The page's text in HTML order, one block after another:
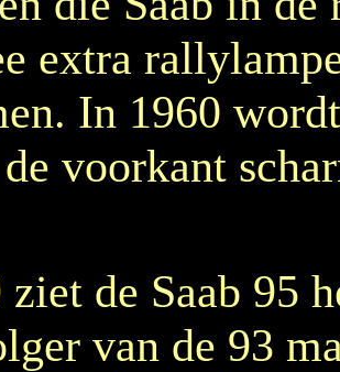
extra
In 1960
voorkant
de Saab 95
van de 93